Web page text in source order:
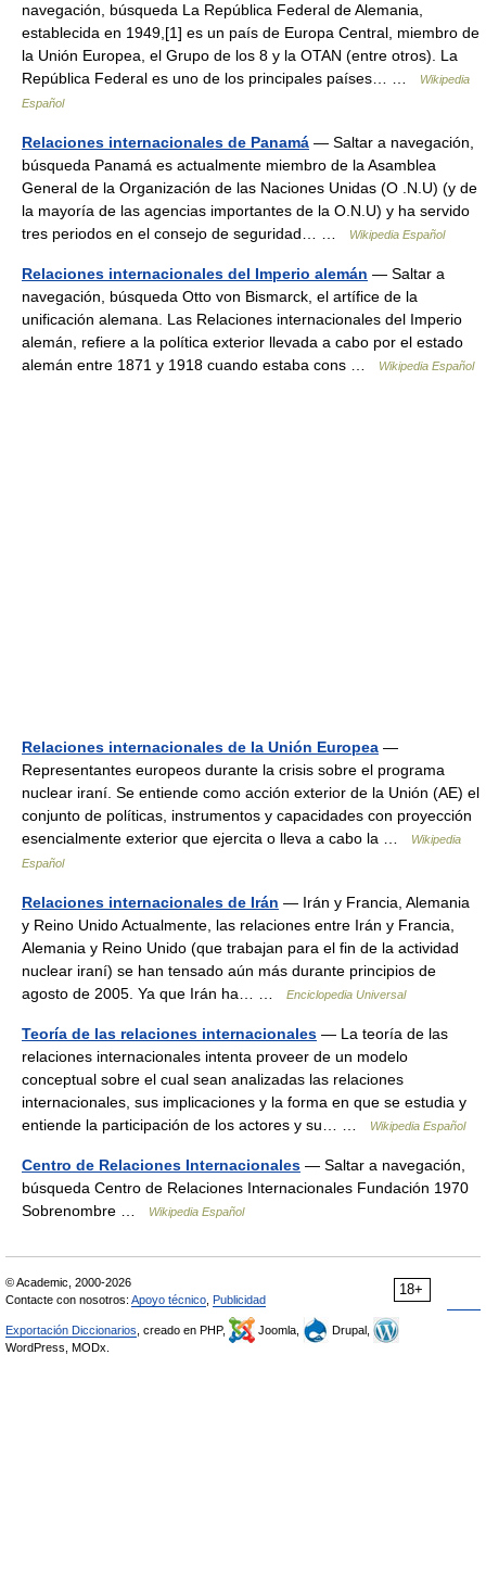
navegación, búsqueda La República Federal de Alemania,
establecida en 1949,[1] es un país de Europa Central, miembro de
la Unión Europea, el Grupo de los 8 y la OTAN (entre otros). La
República Federal es uno de los principales países… …
Wikipedia
Español
Relaciones internacionales de Panamá — Saltar a navegación,
búsqueda Panamá es actualmente miembro de la Asamblea
General de la Organización de las Naciones Unidas (O .N.U) (y de
la mayoría de las agencias importantes de la O.N.U) y ha servido
tres periodos en el consejo de seguridad… …
Wikipedia Español
Relaciones internacionales del Imperio alemán — Saltar a
navegación, búsqueda Otto von Bismarck, el artífice de la
unificación alemana. Las Relaciones internacionales del Imperio
alemán, refiere a la política exterior llevada a cabo por el estado
alemán entre 1871 y 1918 cuando estaba cons …
Wikipedia Español
Relaciones internacionales de la Unión Europea —
Representantes europeos durante la crisis sobre el programa
nuclear iraní. Se entiende como acción exterior de la Unión (AE) el
conjunto de políticas, instrumentos y capacidades con proyección
esencialmente exterior que ejercita o lleva a cabo la …
Wikipedia
Español
Relaciones internacionales de Irán — Irán y Francia, Alemania
y Reino Unido Actualmente, las relaciones entre Irán y Francia,
Alemania y Reino Unido (que trabajan para el fin de la actividad
nuclear iraní) se han tensado aún más durante principios de
agosto de 2005. Ya que Irán ha… …
Enciclopedia Universal
Teoría de las relaciones internacionales — La teoría de las
relaciones internacionales intenta proveer de un modelo
conceptual sobre el cual sean analizadas las relaciones
internacionales, sus implicaciones y la forma en que se estudia y
entiende la participación de los actores y su… …
Wikipedia Español
Centro de Relaciones Internacionales — Saltar a navegación,
búsqueda Centro de Relaciones Internacionales Fundación 1970
Sobrenombre …
Wikipedia Español
18+
© Academic, 2000-2026
Contacte con nosotros: Apoyo técnico Publicidad
Exportación Diccionarios , creado en PHP, Joomla,
Drupal,
WordPress, MODx.